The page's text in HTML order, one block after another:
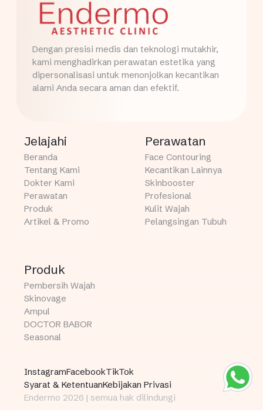
Dengan presisi medis dan teknologi mutakhir,
kami menghadirkan perawatan estetika yang
dipersonalisasi untuk menonjolkan kecantikan
alami Anda secara aman dan efektif.
Jelajahi
Beranda
Tentang Kami
Dokter Kami
Perawatan
Produk
Artikel & Promo
Perawatan
Face Contouring
Kecantikan Lainnya
Skinbooster
Profesional
Kulit Wajah
Pelangsingan Tubuh
Produk
Pembersih Wajah
Skinovage
Ampul
DOCTOR BABOR
Seasonal
InstagramFacebookTikTok
Endermo 2026 | semua hak dilindungi
Syarat & KetentuanKebijakan Privasi